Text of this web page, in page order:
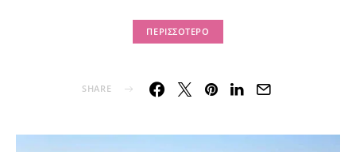
ΠΕΡΙΣΣΌΤΕΡΟ
SHARE